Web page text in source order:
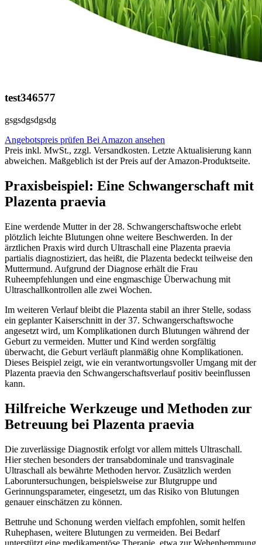
test346577
gsgsdgsdgsdg
Angebotspreis prüfen Bei Amazon ansehen
Preis inkl. MwSt., zzgl. Versandkosten. Letzte Aktualisierung kann
abweichen. Maßgeblich ist der Preis auf der Amazon-Produktseite.
Praxisbeispiel: Eine Schwangerschaft mit
Plazenta praevia
Eine werdende Mutter in der 28. Schwangerschaftswoche erlebt
plötzlich leichte Blutungen ohne weitere Beschwerden. In der
ärztlichen Praxis wird durch Ultraschall eine Plazenta praevia
partialis diagnostiziert, das heißt, die Plazenta bedeckt teilweise den
Muttermund. Aufgrund der Diagnose erhält die Frau
Ruheempfehlungen und eine engmaschige Überwachung mit
Ultraschallkontrollen alle zwei Wochen.
Im weiteren Verlauf bleibt die Plazenta stabil an ihrer Stelle, sodass
ein geplanter Kaiserschnitt in der 37. Schwangerschaftswoche
angesetzt wird, um Komplikationen durch Blutungen während der
Geburt zu vermeiden. Mutter und Kind werden sorgfältig
überwacht, die Geburt verläuft planmäßig ohne Komplikationen.
Dieses Beispiel zeigt, wie ein verantwortungsvoller Umgang mit der
Plazenta praevia den Schwangerschaftsverlauf positiv beeinflussen
kann.
Hilfreiche Werkzeuge und Methoden zur
Betreuung bei Plazenta praevia
Die zuverlässige Diagnostik erfolgt vor allem mittels Ultraschall.
Hier stechen besonders der transabdominale und transvaginale
Ultraschall als bewährte Methoden hervor. Zusätzlich werden
Laboruntersuchungen, beispielsweise zur Blutgruppe und
Gerinnungsparameter, eingesetzt, um das Risiko von Blutungen
genauer einschätzen zu können.
Bettruhe und Schonung werden vielfach empfohlen, somit helfen
Ruhephasen, weitere Blutungen zu vermeiden. Bei Bedarf
unterstützt eine medikamentöse Therapie, etwa zur Wehenhemmung